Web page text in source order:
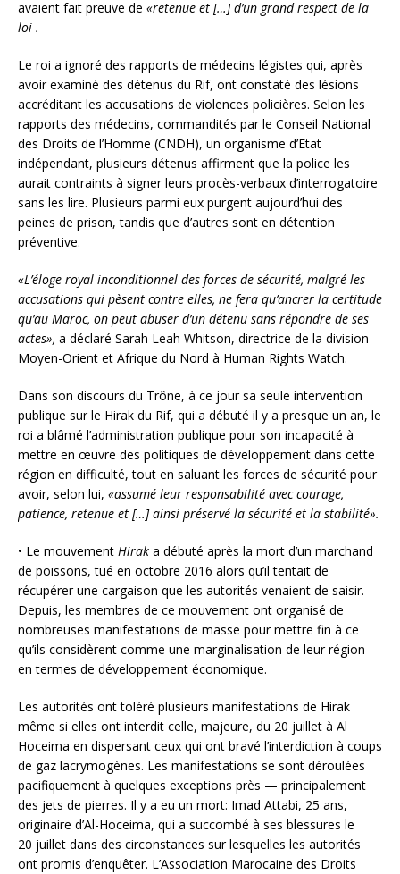
avaient fait preuve de «retenue et […] d’un grand respect de la
loi .
Le roi a ignoré des rapports de médecins légistes qui, après
avoir examiné des détenus du Rif, ont constaté des lésions
accréditant les accusations de violences policières. Selon les
rapports des médecins, commandités par le Conseil National
des Droits de l’Homme (CNDH), un organisme d’Etat
indépendant, plusieurs détenus affirment que la police les
aurait contraints à signer leurs procès-verbaux d’interrogatoire
sans les lire. Plusieurs parmi eux purgent aujourd’hui des
peines de prison, tandis que d’autres sont en détention
préventive.
«L’éloge royal inconditionnel des forces de sécurité, malgré les
accusations qui pèsent contre elles, ne fera qu’ancrer la certitude
qu’au Maroc, on peut abuser d’un détenu sans répondre de ses
actes», a déclaré Sarah Leah Whitson, directrice de la division
Moyen-Orient et Afrique du Nord à Human Rights Watch.
Dans son discours du Trône, à ce jour sa seule intervention
publique sur le Hirak du Rif, qui a débuté il y a presque un an, le
roi a blâmé l’administration publique pour son incapacité à
mettre en œuvre des politiques de développement dans cette
région en difficulté, tout en saluant les forces de sécurité pour
avoir, selon lui, «assumé leur responsabilité avec courage,
patience, retenue et […] ainsi préservé la sécurité et la stabilité».
• Le mouvement Hirak a débuté après la mort d’un marchand
de poissons, tué en octobre 2016 alors qu’il tentait de
récupérer une cargaison que les autorités venaient de saisir.
Depuis, les membres de ce mouvement ont organisé de
nombreuses manifestations de masse pour mettre fin à ce
qu’ils considèrent comme une marginalisation de leur région
en termes de développement économique.
Les autorités ont toléré plusieurs manifestations de Hirak
même si elles ont interdit celle, majeure, du 20 juillet à Al
Hoceima en dispersant ceux qui ont bravé l’interdiction à coups
de gaz lacrymogènes. Les manifestations se sont déroulées
pacifiquement à quelques exceptions près — principalement
des jets de pierres. Il y a eu un mort: Imad Attabi, 25 ans,
originaire d’Al-Hoceima, qui a succombé à ses blessures le
20 juillet dans des circonstances sur lesquelles les autorités
ont promis d’enquêter. L’Association Marocaine des Droits